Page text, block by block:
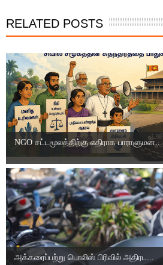
RELATED POSTS
NGO சட்டமூலத்திற்கு எதிராக பாராளுமன...
அக்கரைப்பற்று பொலிஸ் பிரிவில் அதிரட...